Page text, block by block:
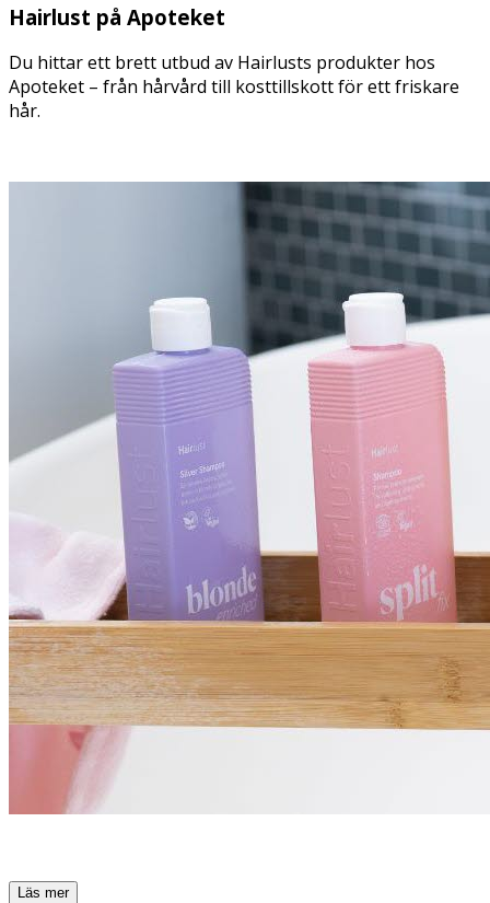
Hairlust på Apoteket
Du hittar ett brett utbud av Hairlusts produkter hos
Apoteket – från hårvård till kosttillskott för ett friskare
hår.
Läs mer